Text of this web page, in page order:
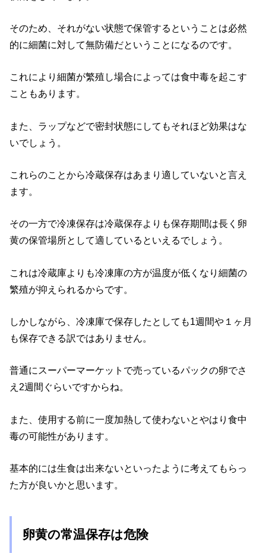
そのため、それがない状態で保管するということは必然
的に細菌に対して無防備だということになるのです。
これにより細菌が繁殖し場合によっては食中毒を起こす
こともあります。
また、ラップなどで密封状態にしてもそれほど効果はな
いでしょう。
これらのことから冷蔵保存はあまり適していないと言え
ます。
その一方で冷凍保存は冷蔵保存よりも保存期間は長く卵
黄の保管場所として適しているといえるでしょう。
これは冷蔵庫よりも冷凍庫の方が温度が低くなり細菌の
繁殖が抑えられるからです。
しかしながら、冷凍庫で保存したとしても1週間や１ヶ月
も保存できる訳ではありません。
普通にスーパーマーケットで売っているパックの卵でさ
え2週間ぐらいですからね。
また、使用する前に一度加熱して使わないとやはり食中
毒の可能性があります。
基本的には生食は出来ないといったように考えてもらっ
た方が良いかと思います。
卵黄の常温保存は危険